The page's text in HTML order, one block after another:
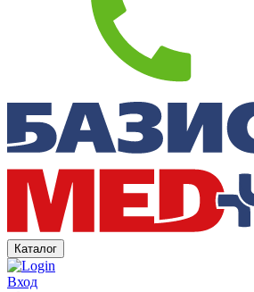
Каталог
Вход